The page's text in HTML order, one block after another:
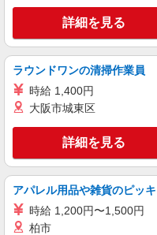
SOMPOヘルスサポート株式
保健師・
業所一括
個別訪問
談 1件：
1,000円〜
※上記金
します ※
援内容によ
キープ
派遣社員
株式会社ルフト・メディカル
総合病院
詳細を見る
ラウンドワンの清掃作業員
時給 1,400円
大阪市城東区
詳細を見る
アパレル用品や雑貨のピッ
時給 1,200円〜1,500円
柏市